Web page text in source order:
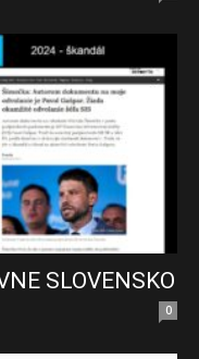
SLOVENSKO
0